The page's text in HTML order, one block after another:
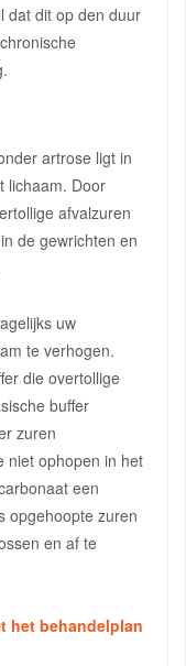
dat dit op den duur
artrose ligt in
lichaam. Door
afvalzuren
de gewrichten en
uw
te verhogen.
die overtollige
buffer
zuren
niet ophopen in het
een
opgehoopte zuren
en af te
het behandelplan